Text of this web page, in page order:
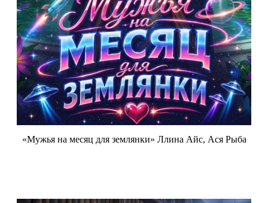
«Мужья на месяц для землянки» Ллина Айс, Ася Рыба